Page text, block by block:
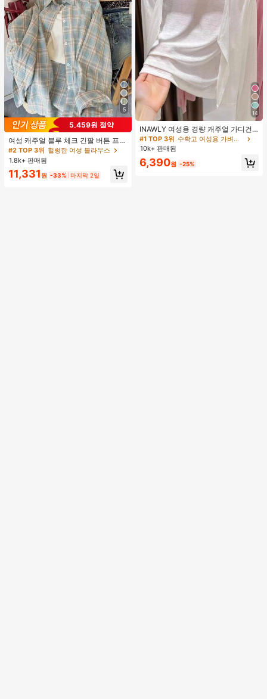
5
5,459원 절약
여성 캐주얼 블루 체크 긴팔 버튼 프론
트 폴리에스터 셔츠, 레귤러 핏, 봄 의
류, 편안한 스타일
#2 TOP 3위 헐렁한 여성 블라우스
1.8k+ 판매됨
11,331 원 -33% 마지막 2일
14
INAWLY 여성용 경량 캐주얼 가디건,
여름
#1 TOP 3위
수확고 여성용 가벼운 카디건
10k+ 판매됨
6,390원 -25%